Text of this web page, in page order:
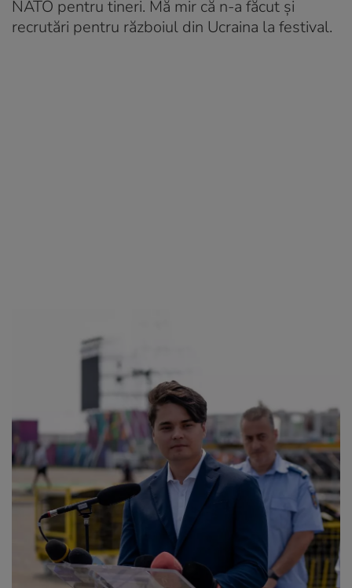
NATO pentru tineri. Mă mir că n-a făcut și
recrutări pentru războiul din Ucraina la festival.